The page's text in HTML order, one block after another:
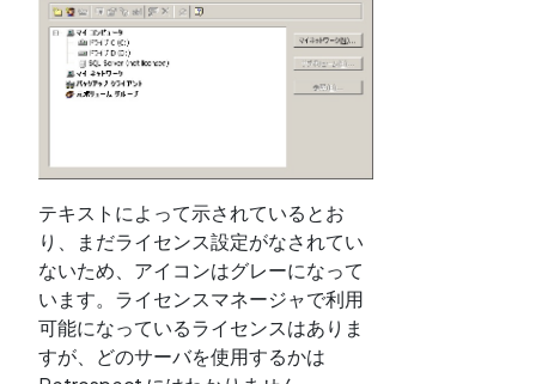
テキストによって示されているとお
り、まだライセンス設定がなされてい
ないため、アイコンはグレーになって
います。ライセンスマネージャで利用
可能になっているライセンスはありま
すが、どのサーバを使用するかは